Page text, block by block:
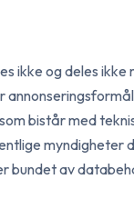
ikke og deles
bistår med
myndigheter
bundet av